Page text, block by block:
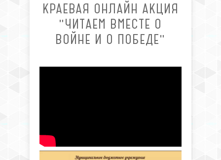
КРАЕВАЯ ОНЛАЙН АКЦИЯ
"ЧИТАЕМ ВМЕСТЕ О
ВОЙНЕ И О ПОБЕДЕ"